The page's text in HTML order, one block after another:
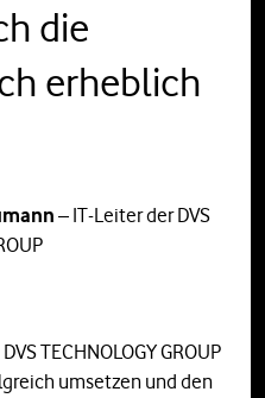
die
erheblich
– IT-Leiter der DVS
TECHNOLOGY GROUP
umsetzen und den